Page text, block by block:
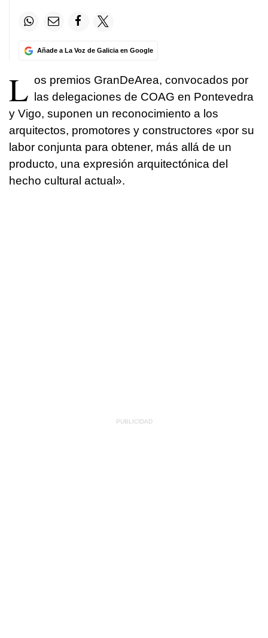
Añade a La Voz de Galicia en Google
L os premios GranDeArea, convocados por
las delegaciones de COAG en Pontevedra
y Vigo, suponen un reconocimiento a los
arquitectos, promotores y constructores «por su
labor conjunta para obtener, más allá de un
producto, una expresión arquitectónica del
hecho cultural actual».